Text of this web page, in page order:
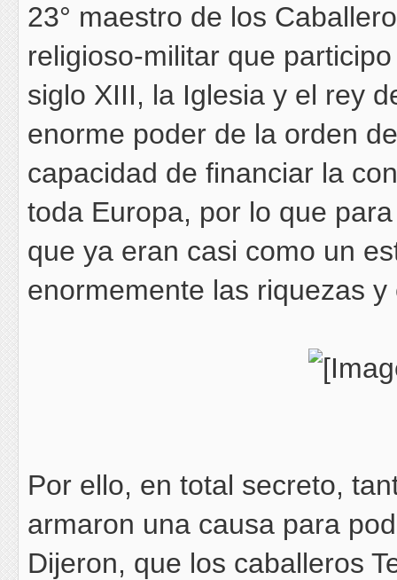
23° maestro de los
religioso-militar que
siglo XIII, la Iglesia y el rey
enorme poder de la orden
capacidad de financiar la
toda Europa, por lo que
que ya eran casi como un
enormemente las riquezas
Por ello, en total secreto,
armaron una causa para
Dijeron, que los caballeros